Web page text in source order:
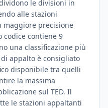
le divisioni in
alle stazioni
precisione
codice contiene 9
una classificazione più
appalto è consigliato
disponibile tra quelli
la massima
sul TED. Il
le stazioni appaltanti